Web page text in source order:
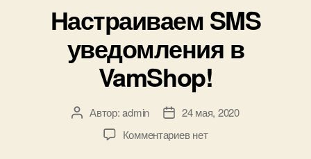
Настраиваем SMS
уведомления в
VamShop!
Автор
записи
Автор:admin
Дата24 мая, 2020
Комментариевк
нет